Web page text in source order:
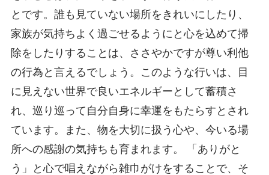
とです。誰も見ていない場所をきれいにしたり、
家族が気持ちよく過ごせるようにと心を込めて掃
除をしたりすることは、ささやかですが尊い利他
の行為と言えるでしょう。このような行いは、目
に見えない世界で良いエネルギーとして蓄積さ
れ、巡り巡って自分自身に幸運をもたらすとされ
ています。また、物を大切に扱う心や、今いる場
所への感謝の気持ちも育まれます。 「ありがと
う」と心で唱えながら雑巾がけをすることで、そ